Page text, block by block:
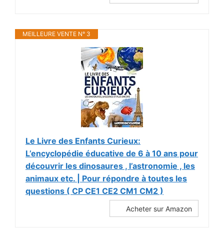
MEILLEURE VENTE N° 3
Le Livre des Enfants Curieux:
L’encyclopédie éducative de 6 à 10 ans pour
découvrir les dinosaures , l’astronomie , les
animaux etc. | Pour répondre à toutes les
questions ( CP CE1 CE2 CM1 CM2 )
Acheter sur Amazon